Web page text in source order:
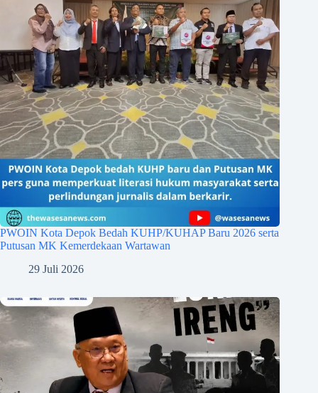
PWOIN Kota Depok Bedah KUHP/KUHAP Baru 2026 serta
Putusan MK Kemerdekaan Wartawan
29 Juli 2026